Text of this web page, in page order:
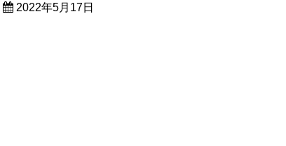
2022年5月17日